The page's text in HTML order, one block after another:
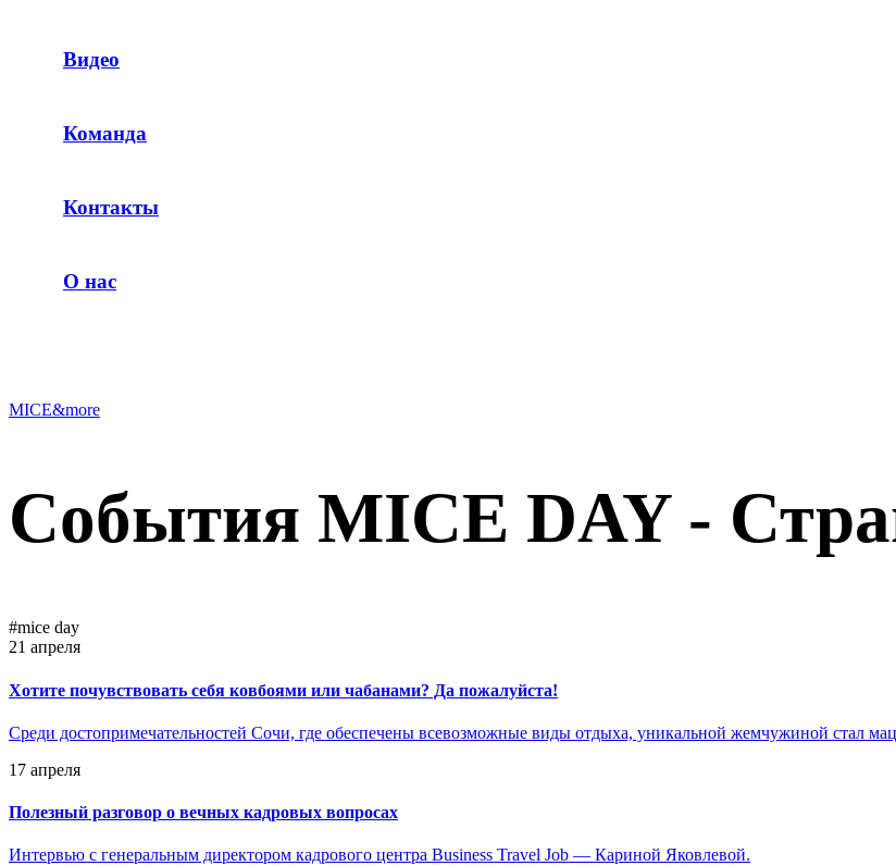
Видео
Команда
Контакты
О нас
MICE&more
События MICE DAY -
#mice day
21 апреля
Хотите почувствовать себя ковбоями или чабанами? Да пожалуйста!
Среди достопримечательностей Сочи, где обеспечены всевозможные виды отдыха, уникальной жемчужиной стал
17 апреля
Полезный разговор о вечных кадровых вопросах
Интервью с генеральным директором кадрового центра Business Travel Job — Кариной Яковлевой.